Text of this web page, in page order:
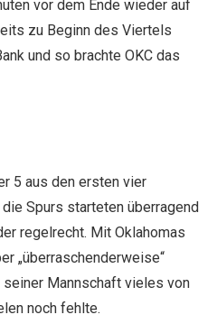
vor dem Ende wieder auf
zu Beginn des Viertels
und so brachte OKC das
5 aus den ersten vier
die Spurs starteten überragend
regelrecht. Mit Oklahomas
„überraschenderweise“
Mannschaft vieles von
noch fehlte.